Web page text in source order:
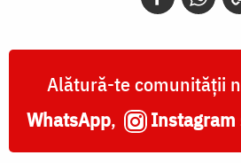
Alătură-te comunității
WhatsApp, Instagram